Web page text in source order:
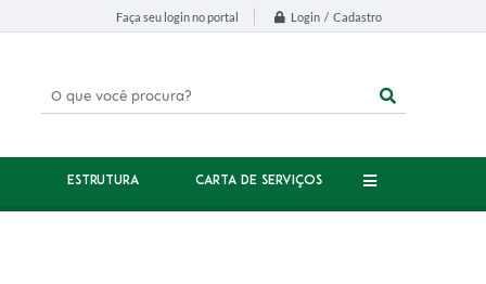
Faça seu login no portal Login / Cadastro
ESTRUTURA CARTA DE SERVIÇOS